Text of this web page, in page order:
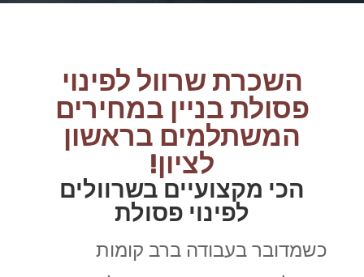
השכרת שרוול לפינוי
פסולת בניין במחירים
המשתלמים בראשון
לציון!
הכי מקצועיים בשרוולים
לפינוי פסולת
כשמדובר בעבודה ברב קומות